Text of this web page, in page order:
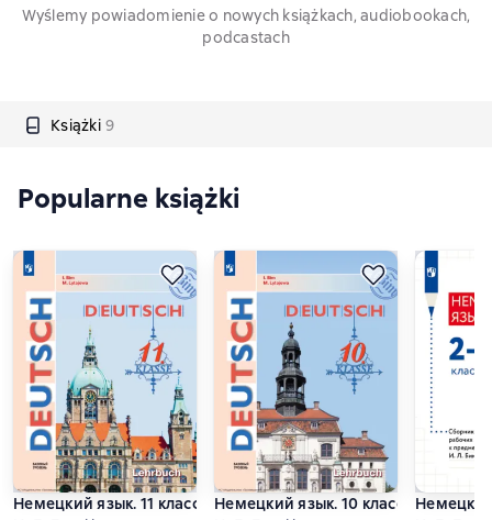
Wyślemy powiadomienie o nowych książkach, audiobookach,
podcastach
Książki 9
Popularne książki
Немецкий язык. 11 класс. Базовый уровеньНемецкий язык. 10 класс. Базовый